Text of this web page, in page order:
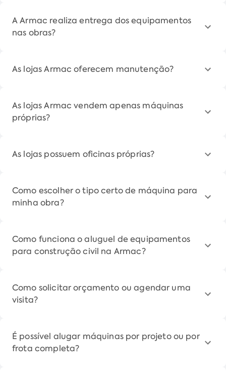
A Armac realiza entrega dos equipamentos
nas obras?
As lojas Armac oferecem manutenção?
As lojas Armac vendem apenas máquinas
próprias?
As lojas possuem oficinas próprias?
Como escolher o tipo certo de máquina para
minha obra?
Como funciona o aluguel de equipamentos
para construção civil na Armac?
Como solicitar orçamento ou agendar uma
visita?
É possível alugar máquinas por projeto ou por
frota completa?